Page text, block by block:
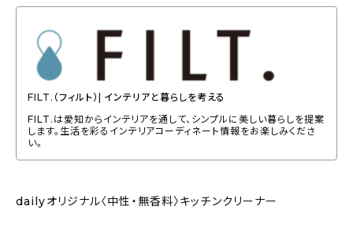
FILT.（フィルト）| インテリアと暮らしを考える
FILT.は愛知からインテリアを通して、シンプルに美しい暮らしを提案
します。生活を彩るインテリアコーディネート情報をお楽しみくださ
い。
dailyオリジナル〈中性・無香料〉キッチンクリーナー